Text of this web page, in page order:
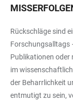
Rückschläge sind
Forschungsalltags
Publikationen oder
im
der Beharrlichkeit
entmutigt zu sein,